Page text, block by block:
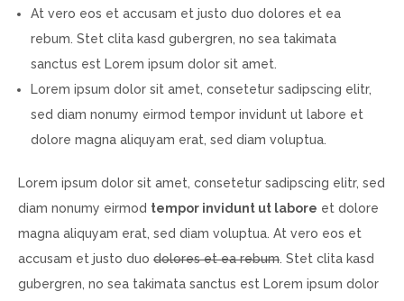
At vero eos et accusam et justo duo dolores et ea
rebum. Stet clita kasd gubergren, no sea takimata
sanctus est Lorem ipsum dolor sit amet.
Lorem ipsum dolor sit amet, consetetur sadipscing elitr,
sed diam nonumy eirmod tempor invidunt ut labore et
dolore magna aliquyam erat, sed diam voluptua.
Lorem ipsum dolor sit amet, consetetur sadipscing elitr, sed
diam nonumy eirmod tempor invidunt ut labore et dolore
magna aliquyam erat, sed diam voluptua. At vero eos et
accusam et justo duo dolores et ea rebum. Stet clita kasd
gubergren, no sea takimata sanctus est Lorem ipsum dolor